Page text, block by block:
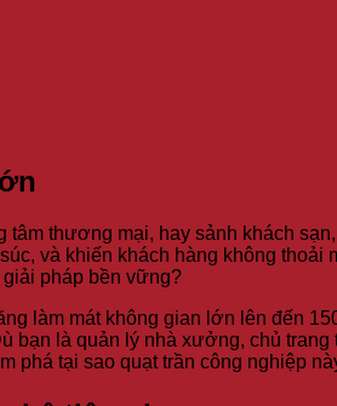
thương mại, hay sảnh khách
và khiến khách hàng không
pháp bền vững?
làm mát không gian lớn lên đến
là quản lý nhà xưởng, chủ
phá tại sao quạt trần công nghiệp